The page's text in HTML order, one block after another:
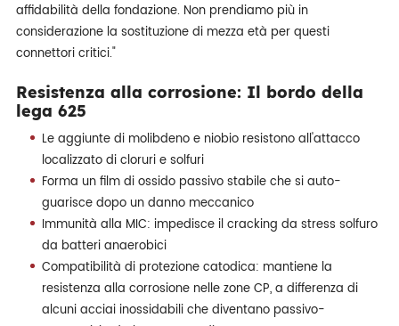
affidabilità della fondazione. Non prendiamo più in
considerazione la sostituzione di mezza età per questi
connettori critici."
Resistenza alla corrosione: Il bordo della
lega 625
Le aggiunte di molibdeno e niobio resistono all'attacco
localizzato di cloruri e solfuri
Forma un film di ossido passivo stabile che si auto-
guarisce dopo un danno meccanico
Immunità alla MIC: impedisce il cracking da stress solfuro
da batteri anaerobici
Compatibilità di protezione catodica: mantiene la
resistenza alla corrosione nelle zone CP, a differenza di
alcuni acciai inossidabili che diventano passivo-